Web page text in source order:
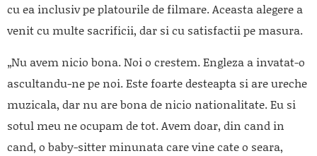
cu ea inclusiv pe platourile de filmare. Aceasta alegere a
venit cu multe sacrificii, dar si cu satisfactii pe masura.
„Nu avem nicio bona. Noi o crestem. Engleza a invatat-o
ascultandu-ne pe noi. Este foarte desteapta si are ureche
muzicala, dar nu are bona de nicio nationalitate. Eu si
sotul meu ne ocupam de tot. Avem doar, din cand in
cand, o baby-sitter minunata care vine cate o seara,